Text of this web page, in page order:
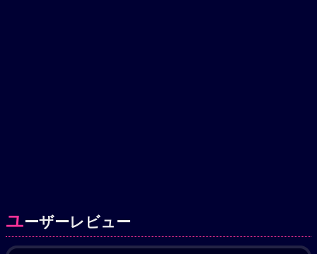
ユーザーレビュー